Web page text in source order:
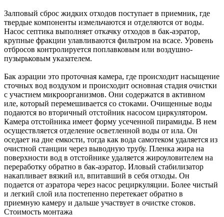
Залповый сброс жидких отходов поступает в приемник, где
твердые компоненты измельчаются и отделяются от воды.
Насос септика выполняет откачку отходов в бак-аэратор,
крупные фракции улавливаются фильтром на всасе. Уровень
отбросов контролируется поплавковым или воздушно-
пузырьковым указателем.
Бак аэрации это проточная камера, где происходит насыщение
сточных вод воздухом и происходит основная стадия очистки
с участием микроорганизмов. Они содержатся в активном
иле, который перемешивается со стоками. Очищенные воды
подаются во вторичный отстойник насосом циркулятором.
Камера отстойника имеет форму усеченной пирамиды. В нем
осуществляется отделение осветленной воды от ила. Он
оседает на дне емкости, тогда как вода самотеком удаляется из
очистной станции через выводную трубу. Пленка жира на
поверхности вод в отстойнике удаляется жироуловителем на
переработку обратно в бак-аэратор. Иловый стабилизатор
накапливает вязкий ил, впитавший в себя отходы. Он
подается от аэратора через насос рециркуляции. Более чистый
и легкий слой ила постепенно перетекает обратно в
приемную камеру и дальше участвует в очистке стоков.
Стоимость монтажа